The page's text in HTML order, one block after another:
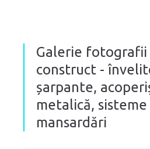
Galerie
construct -
șarpante,
metalică,
mansardări